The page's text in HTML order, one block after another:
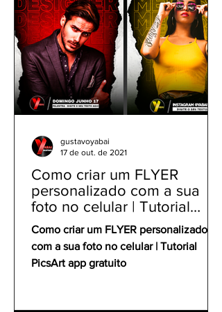
Como criar um FLYER
personalizado com a sua
foto no celular | Tutorial
PicsArt app gratuito
Como criar um FLYER personalizado
com a sua foto no celular | Tutorial
PicsArt app gratuito
gustavoyabai
17 de out. de 2021